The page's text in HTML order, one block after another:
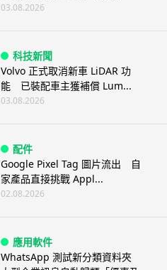
03.08.2026
科技新聞
Volvo 正式取消新車 LiDAR 功
能 已裝配車主獲補償 Lum...
03.08.2026
配件
Google Pixel Tag 圖片流出 自
家產品直接挑戰 Appl...
02.08.2026
應用軟件
WhatsApp 測試新分類資料夾